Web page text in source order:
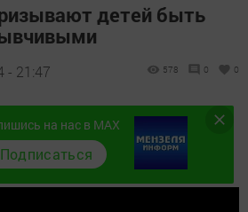
детей быть
- 21:47 578 0 0
можно прослушать на
на нас в MAX
Подписаться